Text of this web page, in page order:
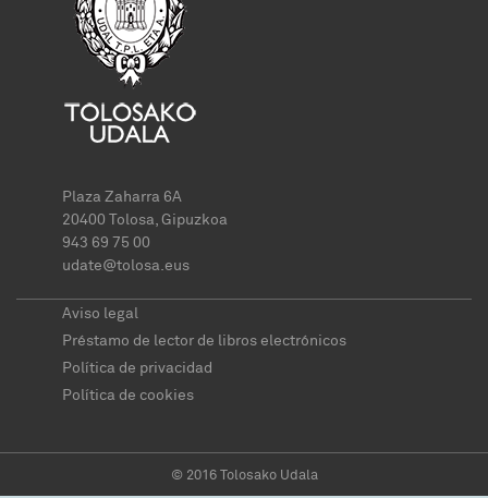
Plaza Zaharra 6A
20400 Tolosa, Gipuzkoa
943 69 75 00
udate@tolosa.eus
Aviso legal
Préstamo de lector de libros electrónicos
Política de privacidad
Política de cookies
© 2016 Tolosako Udala